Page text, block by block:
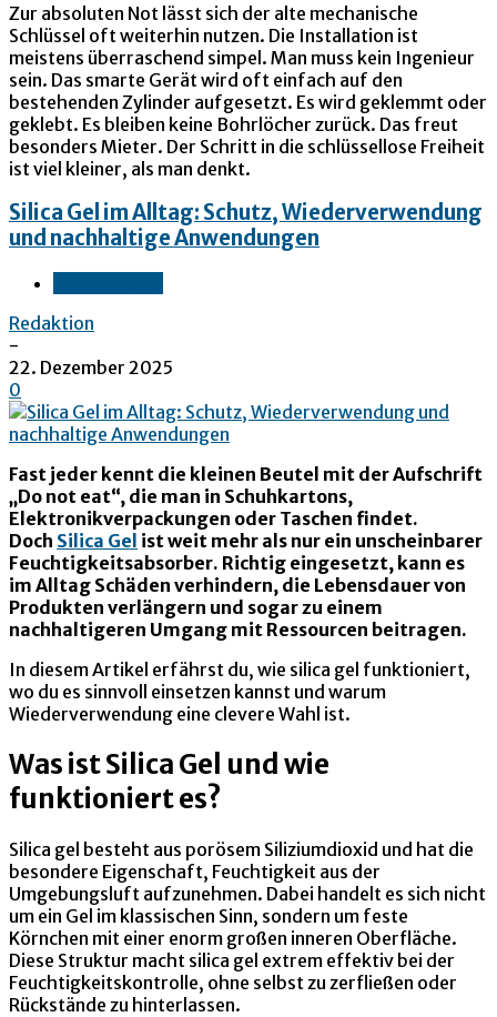
Zur absoluten Not lässt sich der alte mechanische
Schlüssel oft weiterhin nutzen. Die Installation ist
meistens überraschend simpel. Man muss kein Ingenieur
sein. Das smarte Gerät wird oft einfach auf den
bestehenden Zylinder aufgesetzt. Es wird geklemmt oder
geklebt. Es bleiben keine Bohrlöcher zurück. Das freut
besonders Mieter. Der Schritt in die schlüssellose Freiheit
ist viel kleiner, als man denkt.
Silica Gel im Alltag: Schutz, Wiederverwendung
und nachhaltige Anwendungen
Redaktion
-
22. Dezember 2025
0
Fast jeder kennt die kleinen Beutel mit der Aufschrift
„Do not eat“, die man in Schuhkartons,
Elektronikverpackungen oder Taschen findet.
Doch Silica Gel ist weit mehr als nur ein unscheinbarer
Feuchtigkeitsabsorber. Richtig eingesetzt, kann es
im Alltag Schäden verhindern, die Lebensdauer von
Produkten verlängern und sogar zu einem
nachhaltigeren Umgang mit Ressourcen beitragen.
In diesem Artikel erfährst du, wie silica gel funktioniert,
wo du es sinnvoll einsetzen kannst und warum
Wiederverwendung eine clevere Wahl ist.
Was ist Silica Gel und wie
funktioniert es?
Silica gel besteht aus porösem Siliziumdioxid und hat die
besondere Eigenschaft, Feuchtigkeit aus der
Umgebungsluft aufzunehmen. Dabei handelt es sich nicht
um ein Gel im klassischen Sinn, sondern um feste
Körnchen mit einer enorm großen inneren Oberfläche.
Diese Struktur macht silica gel extrem effektiv bei der
Feuchtigkeitskontrolle, ohne selbst zu zerfließen oder
Rückstände zu hinterlassen.